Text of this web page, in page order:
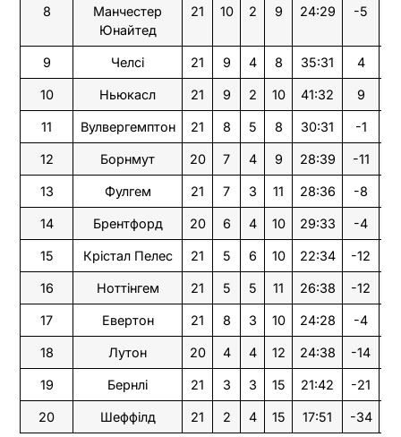
8
Манчестер
Юнайтед
21 10 2 9 24:29 -5
9 Челсі 21 9 4 8 35:31 4
10 Ньюкасл 21 9 2 10 41:32 9
11 Вулвергемптон 21 8 5 8 30:31 -1
12 Борнмут 20 7 4 9 28:39 -11
13 Фулгем 21 7 3 11 28:36 -8
14 Брентфорд 20 6 4 10 29:33 -4
15 Крістал Пелес 21 5 6 10 22:34 -12
16 Ноттінгем 21 5 5 11 26:38 -12
17 Евертон 21 8 3 10 24:28 -4
18 Лутон 20 4 4 12 24:38 -14
19 Бернлі 21 3 3 15 21:42 -21
20 Шеффілд 21 2 4 15 17:51 -34